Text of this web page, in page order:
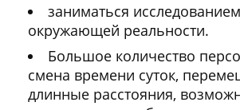
заниматься исследованием
окружающей реальности.
Большое количество
смена времени суток,
длинные расстояния,